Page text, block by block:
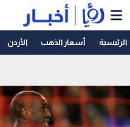
الرئيسية أسعار الذهب الأردن